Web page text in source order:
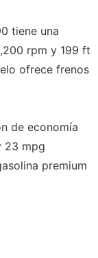
tiene una
rpm y 199 ft
ofrece frenos
de economía
23 mpg
premium